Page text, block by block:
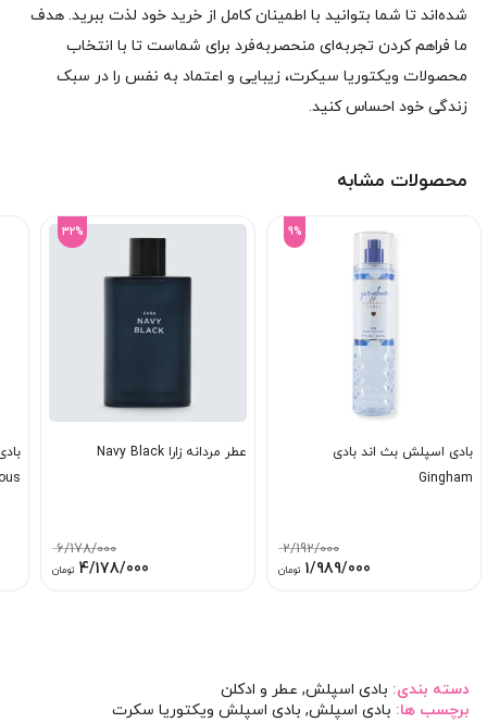
شده‌اند تا شما بتوانید با اطمینان کامل از خرید خود لذت ببرید. هدف
ما فراهم کردن تجربه‌ای منحصر‌به‌فرد برای شماست تا با انتخاب
محصولات ویکتوریا سیکرت، زیبایی و اعتماد به نفس را در سبک
زندگی خود احساس کنید.
محصولات مشابه
9%
بادی اسپلش بث اند بادی
Gingham
2/192/000
قیمت
1/989/000 تومانقیمت
32%
عطر مردانه زارا Navy Black
6/178/000
قیمت
4/178/000 تومانقیمت
دسته بندی: بادی اسپلش, عطر و ادکلن
برچسب ها: بادی اسپلش, بادی اسپلش ویکتوریا سکرت